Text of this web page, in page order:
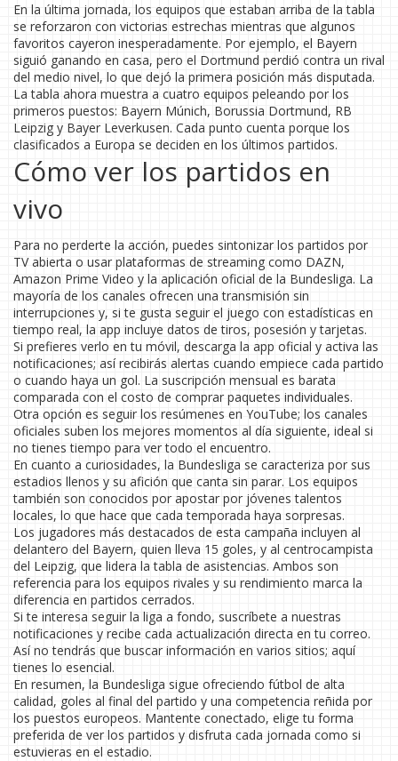
En la última jornada, los equipos que estaban arriba de la tabla
se reforzaron con victorias estrechas mientras que algunos
favoritos cayeron inesperadamente. Por ejemplo, el Bayern
siguió ganando en casa, pero el Dortmund perdió contra un rival
del medio nivel, lo que dejó la primera posición más disputada.
La tabla ahora muestra a cuatro equipos peleando por los
primeros puestos: Bayern Múnich, Borussia Dortmund, RB
Leipzig y Bayer Leverkusen. Cada punto cuenta porque los
clasificados a Europa se deciden en los últimos partidos.
Cómo ver los partidos en
vivo
Para no perderte la acción, puedes sintonizar los partidos por
TV abierta o usar plataformas de streaming como DAZN,
Amazon Prime Video y la aplicación oficial de la Bundesliga. La
mayoría de los canales ofrecen una transmisión sin
interrupciones y, si te gusta seguir el juego con estadísticas en
tiempo real, la app incluye datos de tiros, posesión y tarjetas.
Si prefieres verlo en tu móvil, descarga la app oficial y activa las
notificaciones; así recibirás alertas cuando empiece cada partido
o cuando haya un gol. La suscripción mensual es barata
comparada con el costo de comprar paquetes individuales.
Otra opción es seguir los resúmenes en YouTube; los canales
oficiales suben los mejores momentos al día siguiente, ideal si
no tienes tiempo para ver todo el encuentro.
En cuanto a curiosidades, la Bundesliga se caracteriza por sus
estadios llenos y su afición que canta sin parar. Los equipos
también son conocidos por apostar por jóvenes talentos
locales, lo que hace que cada temporada haya sorpresas.
Los jugadores más destacados de esta campaña incluyen al
delantero del Bayern, quien lleva 15 goles, y al centrocampista
del Leipzig, que lidera la tabla de asistencias. Ambos son
referencia para los equipos rivales y su rendimiento marca la
diferencia en partidos cerrados.
Si te interesa seguir la liga a fondo, suscríbete a nuestras
notificaciones y recibe cada actualización directa en tu correo.
Así no tendrás que buscar información en varios sitios; aquí
tienes lo esencial.
En resumen, la Bundesliga sigue ofreciendo fútbol de alta
calidad, goles al final del partido y una competencia reñida por
los puestos europeos. Mantente conectado, elige tu forma
preferida de ver los partidos y disfruta cada jornada como si
estuvieras en el estadio.